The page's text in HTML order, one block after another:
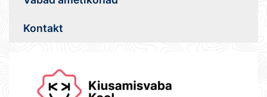
Kontakt